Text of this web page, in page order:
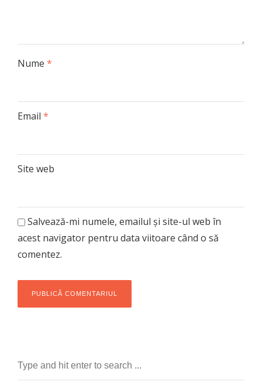
Nume *
Email *
Site web
Salvează-mi numele, emailul și site-ul web în
acest navigator pentru data viitoare când o să
comentez.